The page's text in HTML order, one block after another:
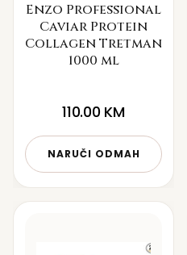
Enzo Professional
Caviar Protein
Collagen Tretman
1000 ml
110.00 KM
NARUČI ODMAH